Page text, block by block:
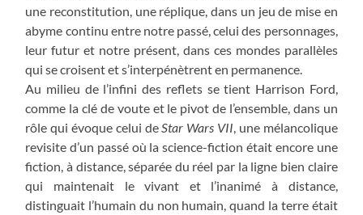
une reconstitution, une réplique, dans un jeu de mise en
abyme continu entre notre passé, celui des personnages,
leur futur et notre présent, dans ces mondes parallèles
qui se croisent et s’interpénètrent en permanence.
Au milieu de l’infini des reflets se tient Harrison Ford,
comme la clé de voute et le pivot de l’ensemble, dans un
rôle qui évoque celui de Star Wars VII , une mélancolique
revisite d’un passé où la science-fiction était encore une
fiction, à distance, séparée du réel par la ligne bien claire
qui maintenait le vivant et l’inanimé à distance,
distinguait l’humain du non humain, quand la terre était